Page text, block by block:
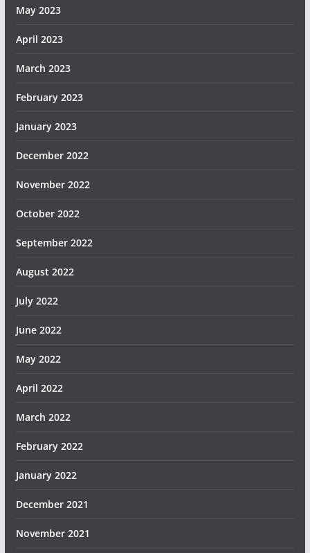
May 2023
April 2023
March 2023
February 2023
January 2023
December 2022
November 2022
October 2022
September 2022
August 2022
July 2022
June 2022
May 2022
April 2022
March 2022
February 2022
January 2022
December 2021
November 2021